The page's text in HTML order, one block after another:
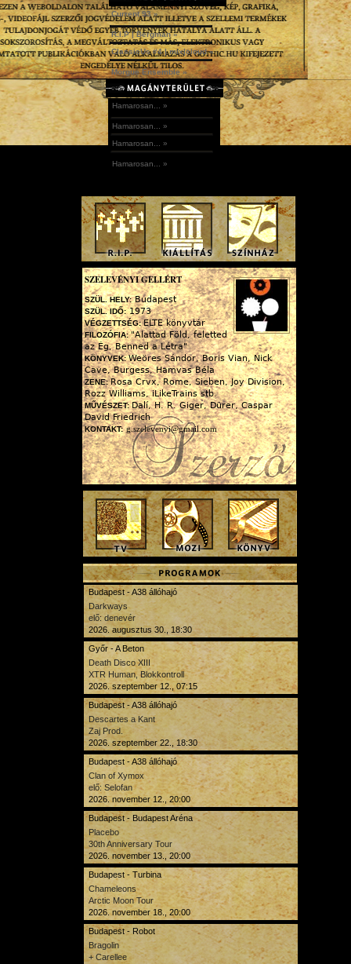
Current 93 »
R.I.P | Bergman »
ClassicUs #4 | mix|cloud »
Morgue Ensemble »
Hamarosan... »
Hamarosan... »
Hamarosan... »
Hamarosan... »
SZELEVÉNYI GELLÉRT
SZÜL. HELY:Budapest
SZÜL. IDŐ: 1973
VÉGZETTSÉG:ELTE könyvtár
FILOZÓFIA:"Alattad Föld, feletted
az Ég, Benned a Létra"
KÖNYVEK:Weöres Sándor, Boris Vian, Nick
Cave, Burgess, Hamvas Béla
ZENE:Rosa Crvx, Rome, Sieben, Joy Division,
Rozz Williams, iLikeTrains stb.
MŰVÉSZET:Dalí, H. R. Giger, Dürer, Caspar
David Friedrich
KONTAKT: g.szelevenyi@gmail.com
Budapest - A38 állóhajó
Darkways
elő: denevér
2026. augusztus 30., 18:30
Győr - A Beton
Death Disco XIII
XTR Human, Blokkontroll
2026. szeptember 12., 07:15
Budapest - A38 állóhajó
Descartes a Kant
Zaj Prod.
2026. szeptember 22., 18:30
Budapest - A38 állóhajó
Clan of Xymox
elő: Selofan
2026. november 12., 20:00
Budapest - Budapest Aréna
Placebo
30th Anniversary Tour
2026. november 13., 20:00
Budapest - Turbina
Chameleons
Arctic Moon Tour
2026. november 18., 20:00
Budapest - Robot
Bragolin
+ Carellee